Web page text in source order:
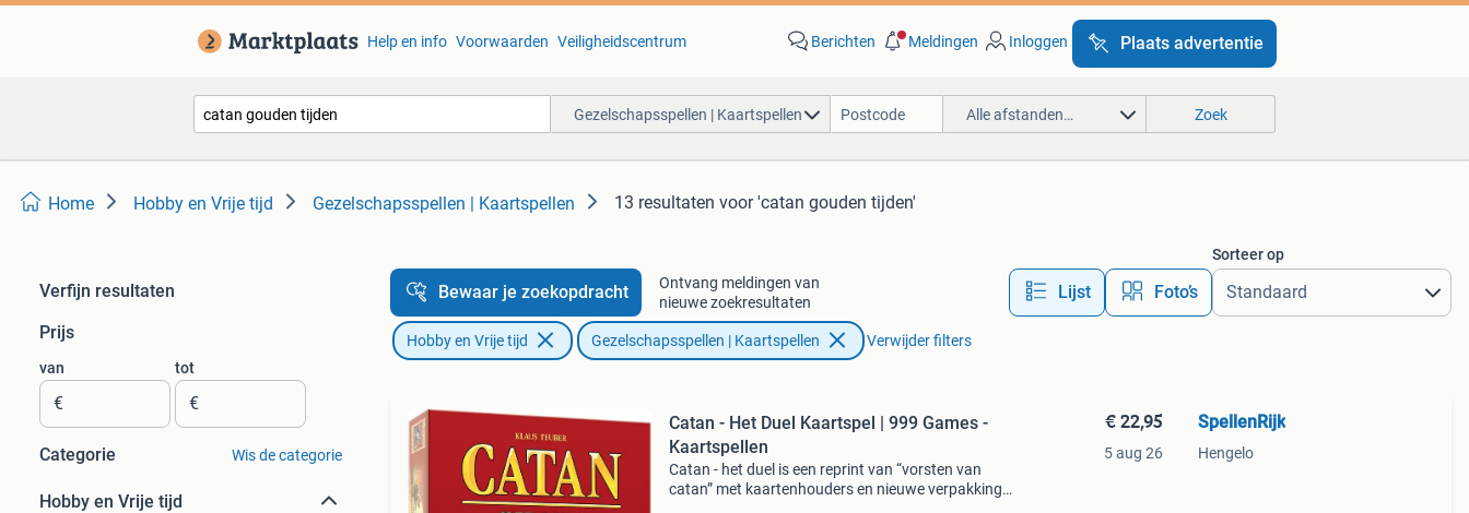
Help en info Voorwaarden Veiligheidscentrum Berichten Meldingen Inloggen Plaats advertentie
Gezelschapsspellen | Kaartspellen Alle afstanden… Zoek
Home Hobby en Vrije tijd Gezelschapsspellen | Kaartspellen 13 resultaten voor 'catan gouden tijden'
Verfijn resultaten
Prijs
van
€
tot
€
Categorie Wis de categorie
Hobby en Vrije tijd
Bewaar je zoekopdracht
Ontvang meldingen van
nieuwe zoekresultaten
Lijst Foto’s
Sorteer op
Hobby en Vrije tijd Gezelschapsspellen | Kaartspellen Verwijder filters
Catan - Het Duel Kaartspel | 999 Games -
Kaartspellen
Catan - het duel is een reprint van “vorsten van
catan” met kaartenhouders en nieuwe verpakking.
€ 22,95
5 aug 26
SpellenRijk
Hengelo